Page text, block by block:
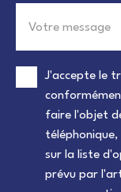
Votre message
J'accepte le
faire l'objet
sur la liste
prévu par